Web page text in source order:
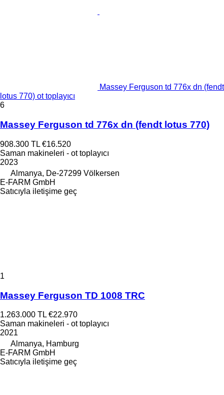
Massey Ferguson td 776x dn (fendt
lotus 770) ot toplayıcı
6
Massey Ferguson td 776x dn (fendt lotus 770)
908.300 TL €16.520
Saman makineleri - ot toplayıcı
2023
Almanya, De-27299 Völkersen
E-FARM GmbH
Satıcıyla iletişime geç
1
Massey Ferguson TD 1008 TRC
1.263.000 TL €22.970
Saman makineleri - ot toplayıcı
2021
Almanya, Hamburg
E-FARM GmbH
Satıcıyla iletişime geç